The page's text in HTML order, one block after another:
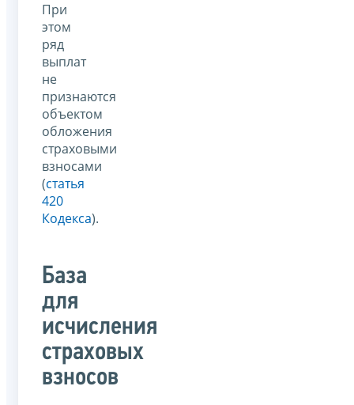
При
этом
ряд
выплат
не
признаются
объектом
обложения
страховыми
взносами
(статья
420
Кодекса).
База
для
исчисления
страховых
взносов